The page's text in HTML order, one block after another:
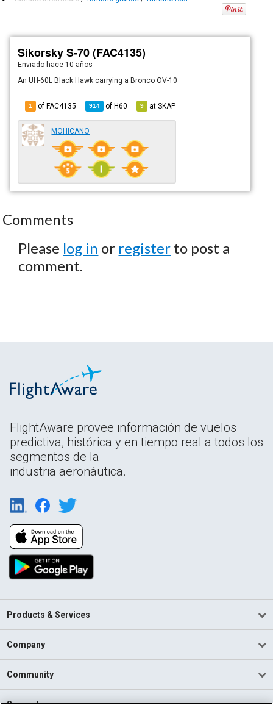
Sikorsky S-70 (FAC4135)
Enviado hace 10 años
An UH-60L Black Hawk carrying a Bronco OV-10
1 of FAC4135 914 ofH60 9 atSKAP
MOHICANO
Comments
Please log in or register to post a
comment.
FlightAware provee información de vuelos
predictiva, histórica y en tiempo real a todos los
segmentos de la
industria aeronáutica.
Products & Services
Company
Community
Support